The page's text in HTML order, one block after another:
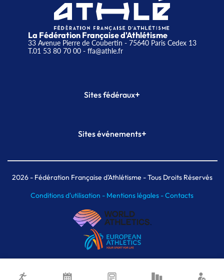
La Fédération Française d'Athlétisme
33 Avenue Pierre de Coubertin - 75640 Paris Cedex 13
T.01 53 80 70 00- ffa@athle.fr
Sites fédéraux+
Plateforme Formation
Sites événements+
Meeting de Paris indoor
MAIF Ekiden de Paris
2026- Fédération Française d'Athlétisme - Tous Droits Réservés
Conditions d'utilisation - Mentions légales -Contacts